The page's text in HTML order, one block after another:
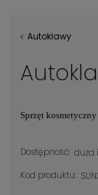
Autoklawy
Sprzęt
Dostępność: duża
Kod produktu: